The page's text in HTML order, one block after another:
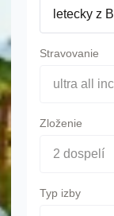
letecky z
Stravovanie
ultra all
Zloženie
2 dospelí
Typ izby